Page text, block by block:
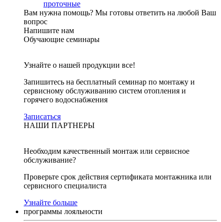
проточные
Вам нужна помощь? Мы готовы ответить на любой Ваш
вопрос
Напишите нам
Обучающие семинары
Узнайте о нашей продукции все!
Запишитесь на бесплатный семинар по монтажу и
сервисному обслуживанию систем отопления и
горячего водоснабжения
Записаться
НАШИ ПАРТНЕРЫ
Необходим качественный монтаж или сервисное
обслуживание?
Проверьте срок действия сертификата монтажника или
сервисного специалиста
Узнайте больше
программы лояльности